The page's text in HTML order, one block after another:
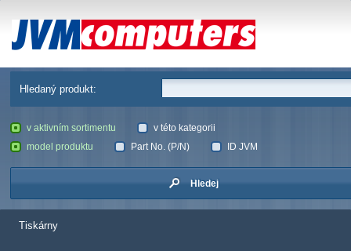
JVM Computers
Hledaný produkt:
v aktivním sortimentu
v této kategorii
model produktu
Part No. (P/N) ID JVM
Hledej
Tiskárny